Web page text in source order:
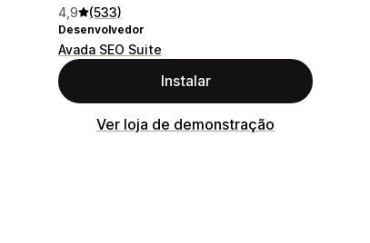
4,9 (533)
Desenvolvedor
Avada SEO Suite
Instalar
Ver loja de demonstração